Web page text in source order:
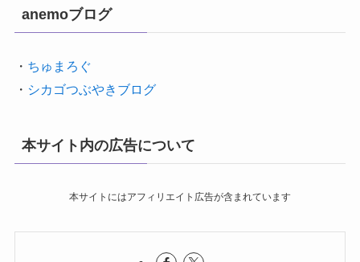
anemoブログ
・ ちゅまろぐ
・ シカゴつぶやきブログ
本サイト内の広告について
本サイトにはアフィリエイト広告が含まれています